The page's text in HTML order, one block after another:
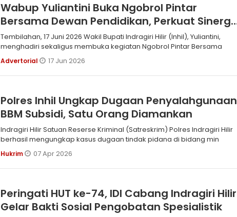
Wabup Yuliantini Buka Ngobrol Pintar
Bersama Dewan Pendidikan, Perkuat Sinergi
Majukan Pendidikan Inhil
Tembilahan, 17 Juni 2026 Wakil Bupati Indragiri Hilir (Inhil), Yuliantini,
menghadiri sekaligus membuka kegiatan Ngobrol Pintar Bersama
Advertorial 17 Jun 2026
Polres Inhil Ungkap Dugaan Penyalahgunaan
BBM Subsidi, Satu Orang Diamankan
Indragiri Hilir Satuan Reserse Kriminal (Satreskrim) Polres Indragiri Hilir
berhasil mengungkap kasus dugaan tindak pidana di bidang min
Hukrim 07 Apr 2026
Peringati HUT ke-74, IDI Cabang Indragiri Hilir
Gelar Bakti Sosial Pengobatan Spesialistik